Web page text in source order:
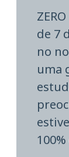
de 7
no
uma